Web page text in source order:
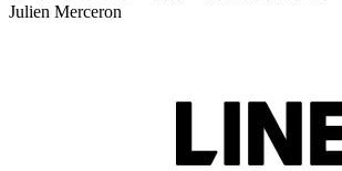
Julien Merceron